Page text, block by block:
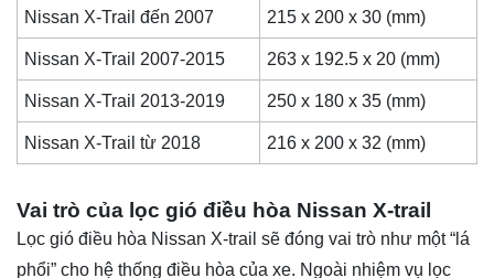
Nissan X-Trail đến 2007 215 x 200 x 30 (mm)
Nissan X-Trail 2007-2015 263 x 192.5 x 20 (mm)
Nissan X-Trail 2013-2019 250 x 180 x 35 (mm)
Nissan X-Trail từ 2018 216 x 200 x 32 (mm)
Vai trò của lọc gió điều hòa Nissan X-trail
Lọc gió điều hòa Nissan X-trail sẽ đóng vai trò như một “lá
phổi” cho hệ thống điều hòa của xe. Ngoài nhiệm vụ lọc